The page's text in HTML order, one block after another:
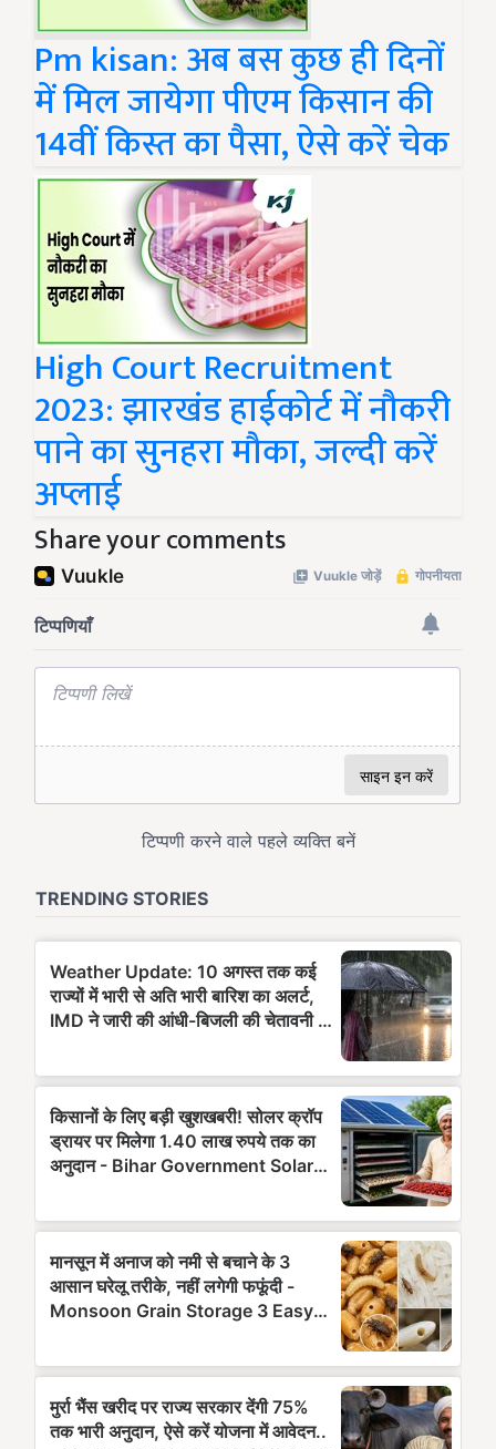
Pm kisan: अब बस कुछ ही दिनों
में मिल जायेगा पीएम किसान की
14वीं किस्त का पैसा, ऐसे करें चेक
High Court Recruitment
2023: झारखंड हाईकोर्ट में नौकरी
पाने का सुनहरा मौका, जल्दी करें
अप्लाई
Share your comments